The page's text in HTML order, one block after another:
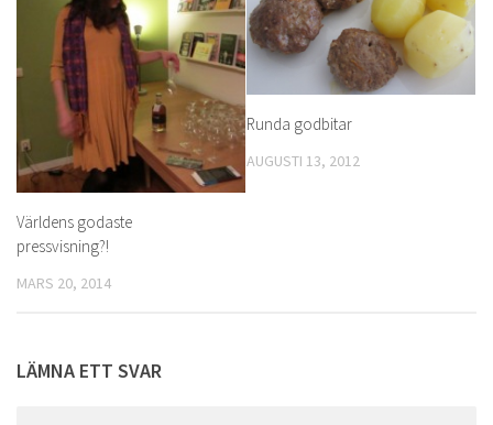
Världens godaste
pressvisning?!
MARS 20, 2014
Runda godbitar
AUGUSTI 13, 2012
LÄMNA ETT SVAR